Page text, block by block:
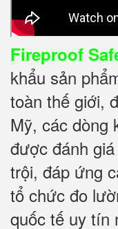
Fireproof
khẩu sản
toàn thế giới,
Mỹ, các dòng
được đánh
trội, đáp ứng
tổ chức đo
quốc tế uy tín